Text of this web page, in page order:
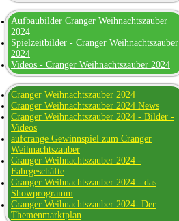
Aufbaubilder Cranger Weihnachtszauber
2024
Spielzeitbilder - Cranger Weihnachtszauber
2024
Videos - Cranger Weihnachtszauber 2024
Cranger Weihnachtszauber 2024
Cranger Weihnachtszauber 2024 News
Cranger Weihnachtszauber 2024 - Bilder -
Videos
aufcrange Gewinnspiel zum Cranger
Weihnachtszauber
Cranger Weihnachtszauber 2024 -
Fahrgeschäfte
Cranger Weihnachtszauber 2024 - das
Showprogramm
Cranger Weihnachtszauber 2024- Der
Themenmarktplan